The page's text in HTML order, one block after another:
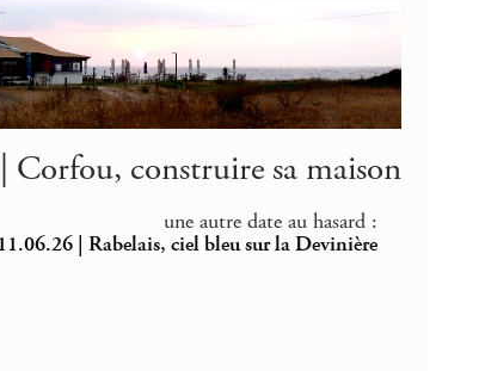
construire sa maison
une autre date au hasard :
| Rabelais, ciel bleu sur la Devinière